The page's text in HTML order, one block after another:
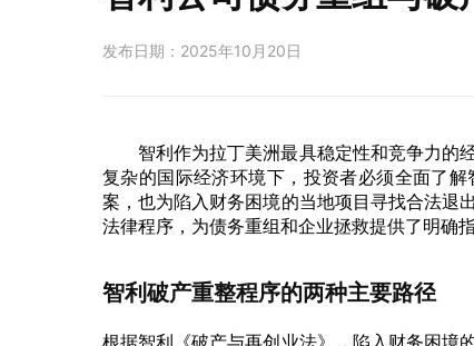
发布日期：2025年10月20日
智利作为拉丁美洲最具稳定性和竞争力的
复杂的国际经济环境下，投资者必须全面了
案，也为陷入财务困境的当地项目寻找合法退
法律程序，为债务重组和企业拯救提供了明确指
智利破产重整程序的两种主要路径
根据智利《破产与再创业法》，陷入财务困境